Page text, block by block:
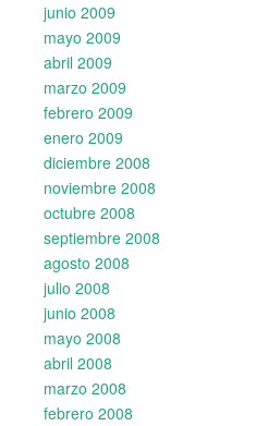
junio 2009
mayo 2009
abril 2009
marzo 2009
febrero 2009
enero 2009
diciembre 2008
noviembre 2008
octubre 2008
septiembre 2008
agosto 2008
julio 2008
junio 2008
mayo 2008
abril 2008
marzo 2008
febrero 2008